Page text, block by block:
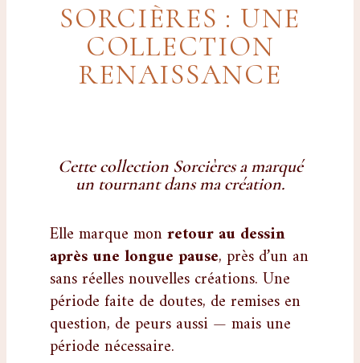
SORCIÈRES : UNE
COLLECTION
RENAISSANCE
Cette collection Sorcières a marqué
un tournant dans ma création.
Elle marque monretour au dessin
après une longue pause, près d’un an
sans réelles nouvelles créations. Une
période faite de doutes, de remises en
question, de peurs aussi — mais une
période nécessaire.